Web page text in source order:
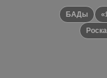
БАДы